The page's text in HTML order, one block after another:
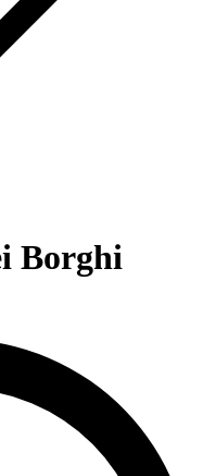
Borghi